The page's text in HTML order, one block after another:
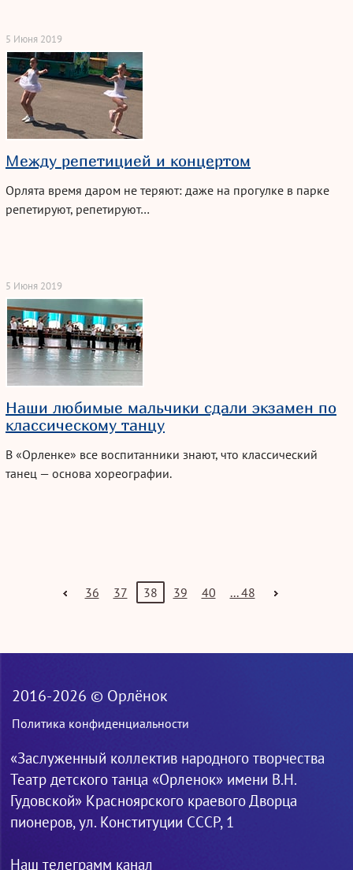
5 Июня 2019
Между репетицией и концертом
Орлята время даром не теряют: даже на прогулке в парке
репетируют, репетируют…
5 Июня 2019
Наши любимые мальчики сдали экзамен по
классическому танцу
В «Орленке» все воспитанники знают, что классический
танец — основа хореографии.
36 37 38 39 40 ... 48
2016-2026 © Орлёнок
Политика конфиденциальности
«Заслуженный коллектив народного творчества
Театр детского танца «Орленок» имени В.Н.
Гудовской» Красноярского краевого Дворца
пионеров, ул. Конституции СССР, 1
Наш телеграмм канал